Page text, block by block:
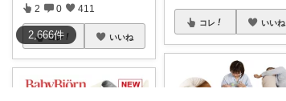
2,666件
2 0 411
コレ いいね
コレ いいね